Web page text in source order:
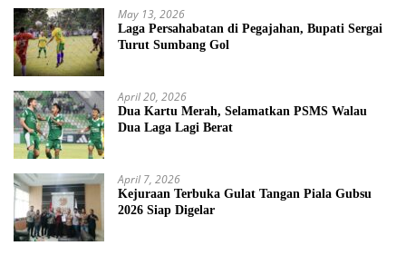
May 13, 2026
Laga Persahabatan di Pegajahan, Bupati Sergai
Turut Sumbang Gol
April 20, 2026
Dua Kartu Merah, Selamatkan PSMS Walau
Dua Laga Lagi Berat
April 7, 2026
Kejuraan Terbuka Gulat Tangan Piala Gubsu
2026 Siap Digelar